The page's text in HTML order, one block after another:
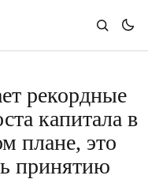
рекордные
капитала в
плане, это
принятию